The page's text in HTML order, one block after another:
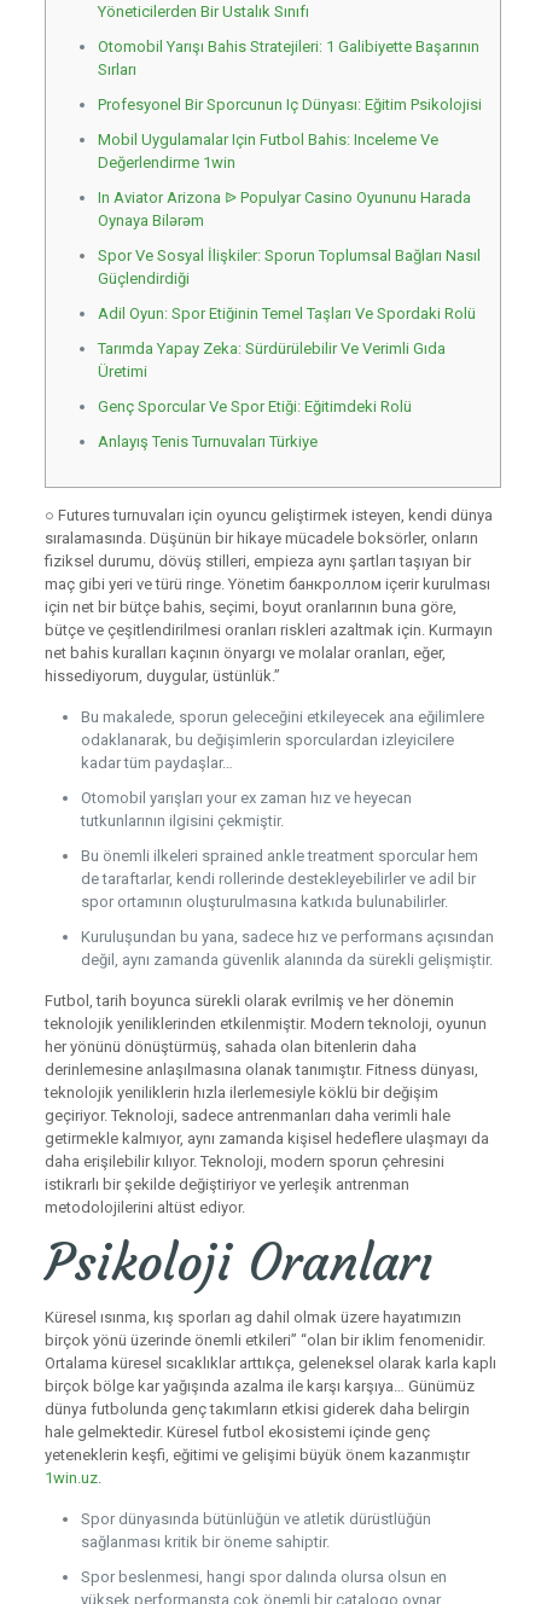
Yöneticilerden Bir Ustalık Sınıfı
Otomobil Yarışı Bahis Stratejileri: 1 Galibiyette Başarının
Sırları
Profesyonel Bir Sporcunun Iç Dünyası: Eğitim Psikolojisi
Mobil Uygulamalar Için Futbol Bahis: Inceleme Ve
Değerlendirme 1win
In Aviator Arizona ᐉ Populyar Casino Oyununu Harada
Oynaya Bilərəm
Spor Ve Sosyal İlişkiler: Sporun Toplumsal Bağları Nasıl
Güçlendirdiği
Adil Oyun: Spor Etiğinin Temel Taşları Ve Spordaki Rolü
Tarımda Yapay Zeka: Sürdürülebilir Ve Verimli Gıda
Üretimi
Genç Sporcular Ve Spor Etiği: Eğitimdeki Rolü
Anlayış Tenis Turnuvaları Türkiye
○ Futures turnuvaları için oyuncu geliştirmek isteyen, kendi dünya
sıralamasında. Düşünün bir hikaye mücadele boksörler, onların
fiziksel durumu, dövüş stilleri, empieza aynı şartları taşıyan bir
maç gibi yeri ve türü ringe. Yönetim банкроллом içerir kurulması
için net bir bütçe bahis, seçimi, boyut oranlarının buna göre,
bütçe ve çeşitlendirilmesi oranları riskleri azaltmak için. Kurmayın
net bahis kuralları kaçının önyargı ve molalar oranları, eğer,
hissediyorum, duygular, üstünlük.”
Bu makalede, sporun geleceğini etkileyecek ana eğilimlere
odaklanarak, bu değişimlerin sporculardan izleyicilere
kadar tüm paydaşlar…
Otomobil yarışları your ex zaman hız ve heyecan
tutkunlarının ilgisini çekmiştir.
Bu önemli ilkeleri sprained ankle treatment sporcular hem
de taraftarlar, kendi rollerinde destekleyebilirler ve adil bir
spor ortamının oluşturulmasına katkıda bulunabilirler.
Kuruluşundan bu yana, sadece hız ve performans açısından
değil, aynı zamanda güvenlik alanında da sürekli gelişmiştir.
Futbol, tarih boyunca sürekli olarak evrilmiş ve her dönemin
teknolojik yeniliklerinden etkilenmiştir. Modern teknoloji, oyunun
her yönünü dönüştürmüş, sahada olan bitenlerin daha
derinlemesine anlaşılmasına olanak tanımıştır. Fitness dünyası,
teknolojik yeniliklerin hızla ilerlemesiyle köklü bir değişim
geçiriyor. Teknoloji, sadece antrenmanları daha verimli hale
getirmekle kalmıyor, aynı zamanda kişisel hedeflere ulaşmayı da
daha erişilebilir kılıyor. Teknoloji, modern sporun çehresini
istikrarlı bir şekilde değiştiriyor ve yerleşik antrenman
metodolojilerini altüst ediyor.
Psikoloji Oranları
Küresel ısınma, kış sporları ag dahil olmak üzere hayatımızın
birçok yönü üzerinde önemli etkileri” “olan bir iklim fenomenidir.
Ortalama küresel sıcaklıklar arttıkça, geleneksel olarak karla kaplı
birçok bölge kar yağışında azalma ile karşı karşıya… Günümüz
dünya futbolunda genç takımların etkisi giderek daha belirgin
hale gelmektedir. Küresel futbol ekosistemi içinde genç
yeteneklerin keşfi, eğitimi ve gelişimi büyük önem kazanmıştır
1win.uz.
Spor dünyasında bütünlüğün ve atletik dürüstlüğün
sağlanması kritik bir öneme sahiptir.
Spor beslenmesi, hangi spor dalında olursa olsun en
yüksek performansta çok önemli bir catalogo oynar.